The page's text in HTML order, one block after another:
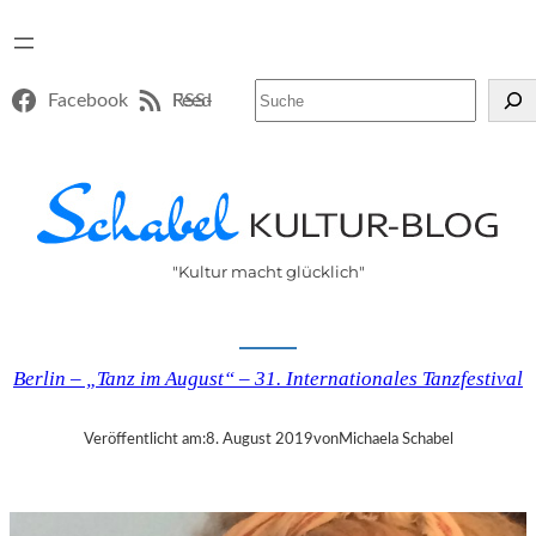
Facebook RSS-Feed
"Kultur macht glücklich"
Berlin – „Tanz im August“ – 31. Internationales Tanzfestival
Veröffentlicht am:8. August 2019vonMichaela Schabel